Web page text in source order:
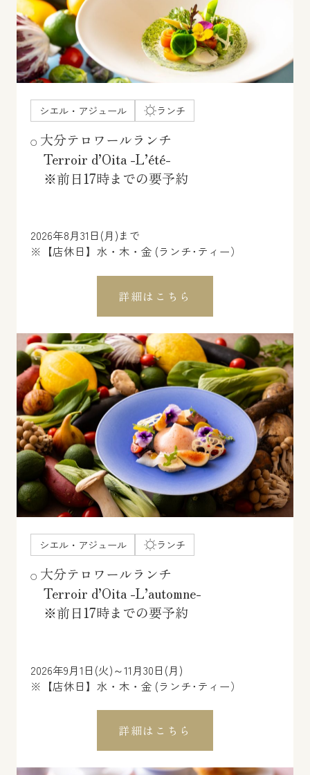
シエル・アジュール ランチ
大分テロワールランチ
Terroir d’Oita -L’été-
※前日17時までの要予約
2026年8月31日(月)まで
※【店休日】水・木・金 (ランチ･ティー）
詳細はこちら
シエル・アジュール ランチ
大分テロワールランチ
Terroir d’Oita -L’automne-
※前日17時までの要予約
2026年9月1日(火)～11月30日(月)
※【店休日】水・木・金 (ランチ･ティー）
詳細はこちら